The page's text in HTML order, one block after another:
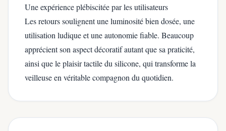
Une expérience plébiscitée par les utilisateurs
Les retours soulignent une luminosité bien dosée, une
utilisation ludique et une autonomie fiable. Beaucoup
apprécient son aspect décoratif autant que sa praticité,
ainsi que le plaisir tactile du silicone, qui transforme la
veilleuse en véritable compagnon du quotidien.